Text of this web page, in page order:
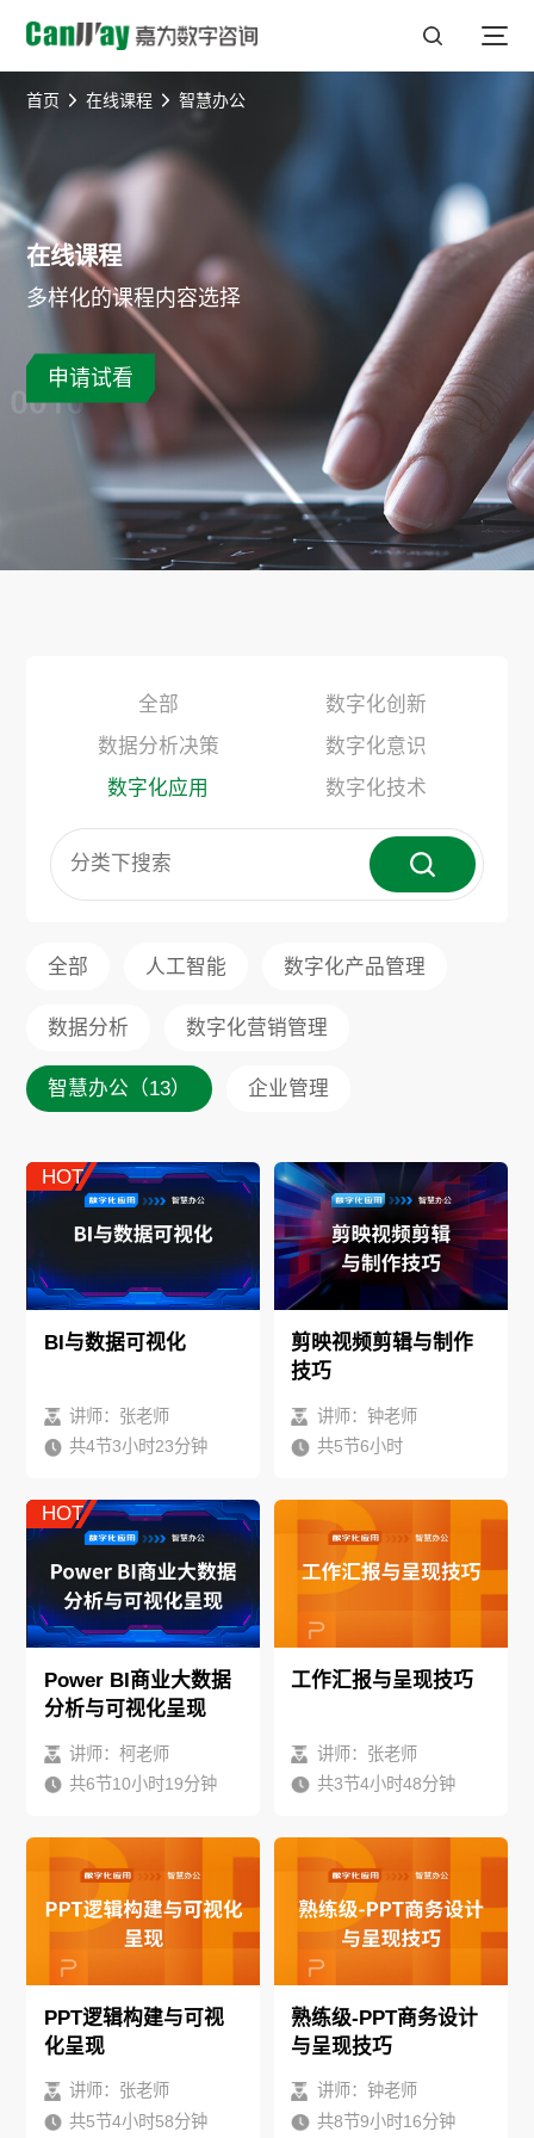
在线课程
多样化的课程内容选择
申请试看
首页 在线课程 智慧办公
全部
数字化创新
数据分析决策
数字化意识
数字化应用
数字化技术
全部 人工智能 数字化产品管理
数据分析 数字化营销管理
智慧办公（13） 企业管理
HOT
BI与数据可视化
讲师：张老师
共4节3小时23分钟
剪映视频剪辑与制作
技巧
讲师：钟老师
共5节6小时
HOT
Power BI商业大数据
分析与可视化呈现
讲师：柯老师
共6节10小时19分钟
工作汇报与呈现技巧
讲师：张老师
共3节4小时48分钟
PPT逻辑构建与可视
化呈现
讲师：张老师
共5节4小时58分钟
熟练级-PPT商务设计
与呈现技巧
讲师：钟老师
共8节9小时16分钟